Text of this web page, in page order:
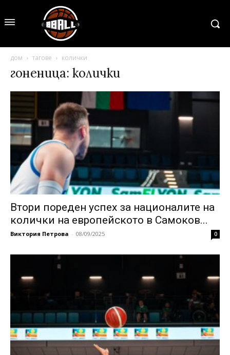
дом тагове колички
гоненица: колички
Втори пореден успех за националите на
колички на европейското в Самоков...
Виктория Петрова - 08/09/2025 0